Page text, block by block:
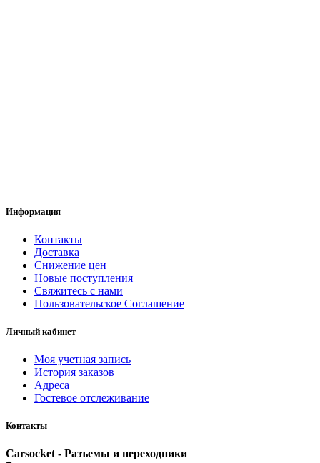
Информация
Контакты
Доставка
Снижение цен
Новые поступления
Свяжитесь с нами
Пользовательское Соглашение
Личный кабинет
Моя учетная запись
История заказов
Адреса
Гостевое отслеживание
Контакты
Carsocket - Разъемы и переходники